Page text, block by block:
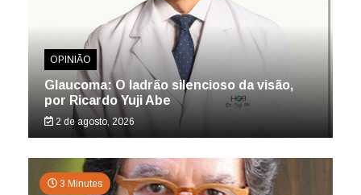
OPINIÃO
Glaucoma: O ladrão silencioso da visão,
por Ricardo Yuji Abe
2 de agosto, 2026
3 Minutes